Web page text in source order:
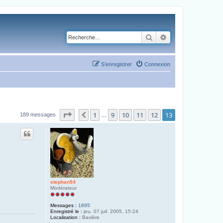
Rechercher
Connexion
S’enregistrer
189 messages Page 13 13
Précédente
1 9 10 11 12 13
stephan94
Modérateur
Messages : 1895
Enregistré le : jeu. 07 juil. 2005, 15:24
Localisation : Bavière